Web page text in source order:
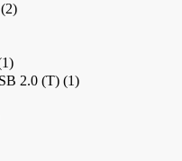
2.0 (T) (1)